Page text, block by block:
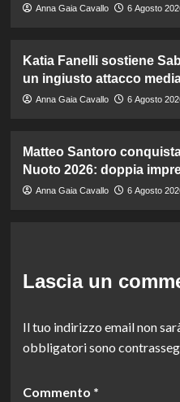
Anna Gaia Cavallo 6 Agosto
Katia Fanelli sostiene
un ingiusto attacco
Anna Gaia Cavallo 6 Agosto
Matteo Santoro
Nuoto 2026: doppia
Anna Gaia Cavallo 6 Agosto
Lascia un
Il tuo indirizzo email non
obbligatori sono
Commento *